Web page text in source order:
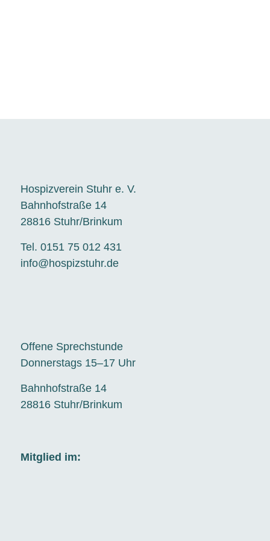
Hospizverein Stuhr e. V.
Bahnhofstraße 14
28816 Stuhr/Brinkum
Tel. 0151 75 012 431
info@hospizstuhr.de
Offene Sprechstunde
Donnerstags 15–17 Uhr
Bahnhofstraße 14
28816 Stuhr/Brinkum
Mitglied im: